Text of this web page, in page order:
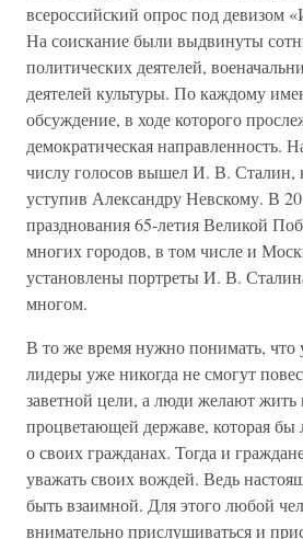
всероссийский опрос под девизом
На соискание были выдвинуты
политических деятелей,
деятелей культуры. По каждому
обсуждение, в ходе которого
демократическая направленность.
числу голосов вышел И. В. Сталин,
уступив Александру Невскому. В
празднования 65-летия Великой
многих городов, в том числе и
установлены портреты И. В.
многом.
В то же время нужно понимать,
лидеры уже никогда не смогут
заветной цели, а люди желают жить
процветающей державе, которая бы
о своих гражданах. Тогда и
уважать своих вождей. Ведь
быть взаимной. Для этого любой
внимательно прислушиваться и